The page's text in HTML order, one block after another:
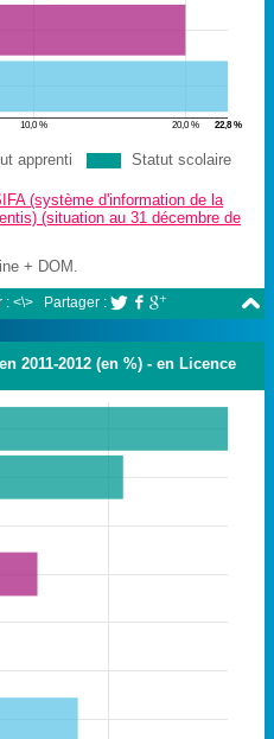
10,0 % 20,0 % 22,8 %
apprenti Statut scolaire
(système d'information de la
(situation au 31 décembre de
+ DOM.

: <\> Partager :   
2011-2012 (en %) - en Licence